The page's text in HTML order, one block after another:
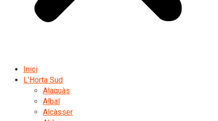
Inici
L’Horta Sud
Alaquàs
Albal
Alcàsser